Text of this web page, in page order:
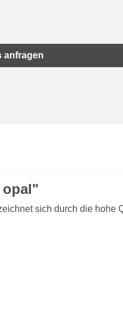
anfragen
opal"
sich durch die hohe